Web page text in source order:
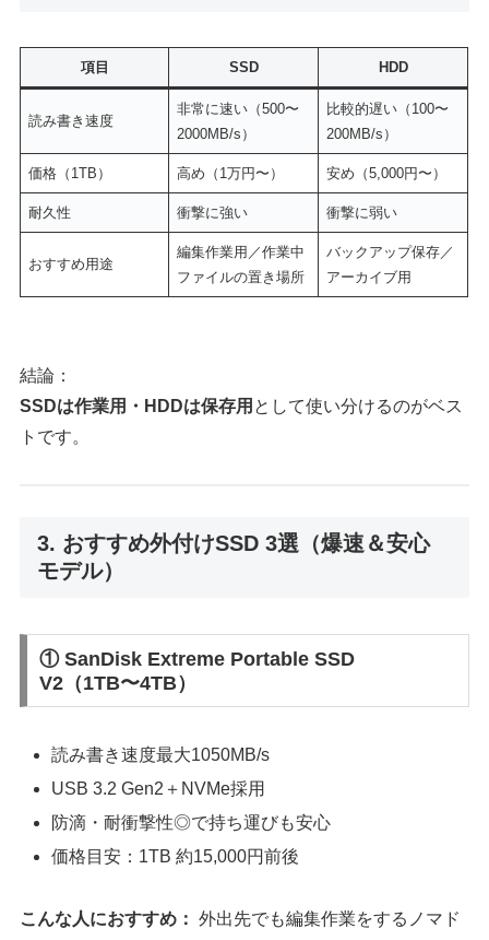
項目 SSD HDD
読み書き速度
非常に速い（500〜
2000MB/s）
比較的遅い（100〜
200MB/s）
価格（1TB） 高め（1万円〜） 安め（5,000円〜）
耐久性 衝撃に強い 衝撃に弱い
おすすめ用途
編集作業用／作業中
ファイルの置き場所
バックアップ保存／
アーカイブ用
結論：
SSDは作業用・HDDは保存用 として使い分けるのがベス
トです。
3. おすすめ外付けSSD 3選（爆速＆安心
モデル）
① SanDisk Extreme Portable SSD
V2（1TB〜4TB）
読み書き速度最大1050MB/s
USB 3.2 Gen2＋NVMe採用
防滴・耐衝撃性◎で持ち運びも安心
価格目安：1TB 約15,000円前後
こんな人におすすめ： 外出先でも編集作業をするノマド